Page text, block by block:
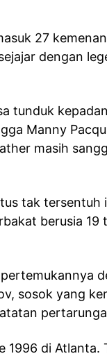
27
dengan
tunduk
Manny
masih
tak tersentuh
berusia 19
sosok yang
1996 di